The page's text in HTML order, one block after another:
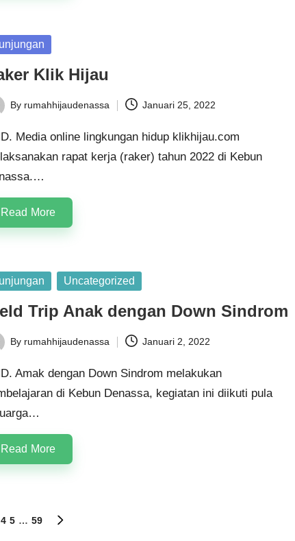
Klik Hijau
By rumahhijaudenassa Januari 25, 2022
Media online lingkungan hidup klikhijau.com
rapat kerja (raker) tahun 2022 di Kebun
Read More
Uncategorized
Trip Anak dengan Down Sindrom
By rumahhijaudenassa Januari 2, 2022
Amak dengan Down Sindrom melakukan
di Kebun Denassa, kegiatan ini diikuti pula
Read More
4 5 … 59